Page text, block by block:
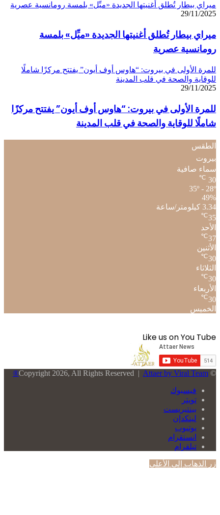
ميراي بيطار تُطلق أغنيتها الجديدة «ميِّل» بلمسة رومانسية عصرية
29/11/2025
ميراي بيطار تُطلق أغنيتها الجديدة «ميِّل» بلمسة
رومانسية عصرية
للمرة الأولى في بيروت: “هاوس أوف أيون” يفتتح مركزًا شاملًا
للوقاية والصحة في قلب المدينة
29/11/2025
للمرة الأولى في بيروت: “هاوس أوف أيون” يفتتح مركزًا
شاملًا للوقاية والصحة في قلب المدينة
الطقس
بيروت
سماء صافية
30
℃
35º - 28º
49%
3.34 كيلومتر/ساعة
35
℃
الأحد
37
℃
الأثنين
30
℃
الثلاثاء
30
℃
الأربعاء
30
℃
الخميس
Like us on You Tube
© Copyright 2026, All Rights Reserved |
Attaer by Viral Team®
فيسبوك
تويتر
بينتيريست
لينكدإن
يوتيوب
انستقرام
تيلقرام
زر الذهاب إلى الأعلى